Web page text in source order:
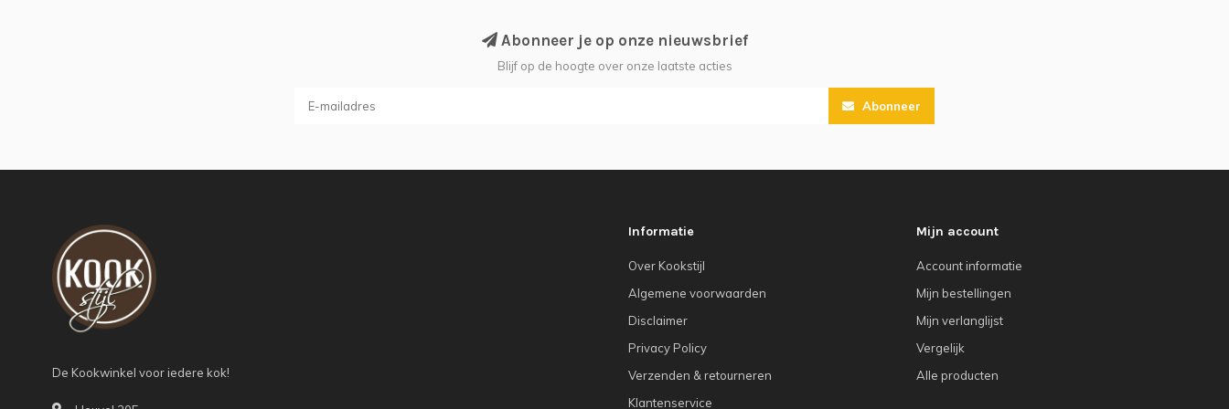
Abonneer je op onze nieuwsbrief
Blijf op de hoogte over onze laatste acties
Abonneer
De Kookwinkel voor iedere kok!
Informatie
Over Kookstijl
Algemene voorwaarden
Disclaimer
Privacy Policy
Verzenden & retourneren
Klantenservice
Mijn account
Account informatie
Mijn bestellingen
Mijn verlanglijst
Vergelijk
Alle producten